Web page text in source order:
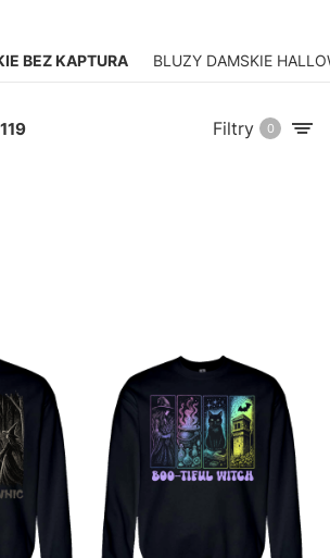
BEZ KAPTURA BLUZY DAMSKIE
119 Filtry 0